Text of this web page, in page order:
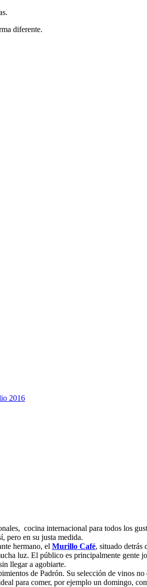
diferente.
2016
cocina internacional para todos los
pero en su justa medida.
hermano, el Murillo Café, situado detrás
luz. El público es principalmente gente
llegar a agobiarte.
de Padrón. Su selección de vinos
para comer, por ejemplo un domingo,